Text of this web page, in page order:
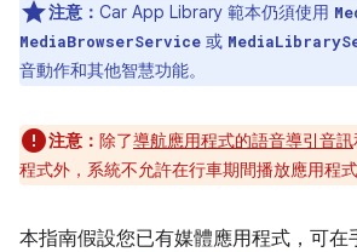
注意： Car App Library 範本仍須使用
MediaBrowserService 或
音動作和其他智慧功能。
注意： 除了導航應用程式的語音導引音訊
程式外，系統不允許在行車期間播放應用程式
本指南假設您已有媒體應用程式，可在